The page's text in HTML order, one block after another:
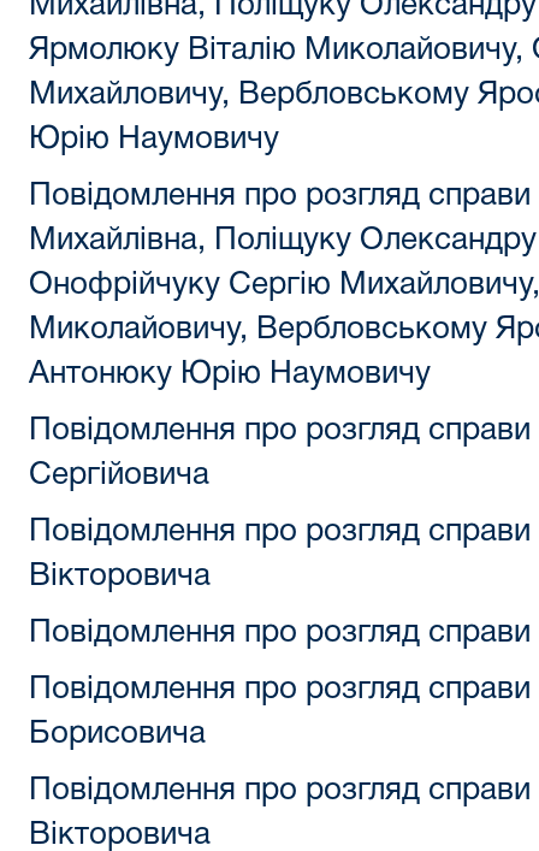
Михайлівна, Поліщуку
Ярмолюку Віталію Миколайовичу,
Михайловичу, Вербловському
Юрію Наумовичу
Повідомлення про розгляд
Михайлівна, Поліщуку
Онофрійчуку Сергію
Миколайовичу, Вербловському
Антонюку Юрію Наумовичу
Повідомлення про розгляд
Сергійовича
Повідомлення про розгляд
Вікторовича
Повідомлення про розгляд
Повідомлення про розгляд
Борисовича
Повідомлення про розгляд
Вікторовича